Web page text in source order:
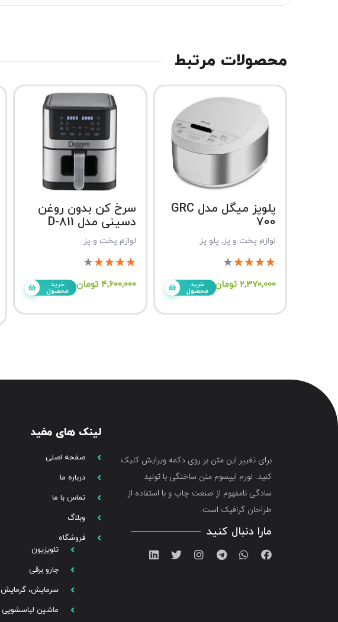
محصولات مرتبط
پلوپز میگل مدل GRC
700
لوازم پخت و پز , پلو پز
★
★
★
★
★
2,370,000 تومان خرید
محصول
سرخ کن بدون روغن
دسینی مدل D-811
لوازم پخت و پز
★
★
★
★
★
4,600,000 تومان خرید
محصول
برای تغییر این متن بر روی دکمه ویرایش کلیک
کنید. لورم ایپسوم متن ساختگی با تولید
سادگی نامفهوم از صنعت چاپ و با استفاده از
طراحان گرافیک است.
مارا دنبال کنید
لینک های مفید
صفحه اصلی
درباره ما
تماس با ما
وبلاگ
فروشگاه
تلویزیون
جارو برقی
سرمایش، گرمایش
ماشین لباسشویی